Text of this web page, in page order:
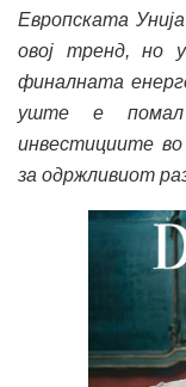
Европската
овој тренд, но
финалната
уште е
инвестициите
за одржливиот